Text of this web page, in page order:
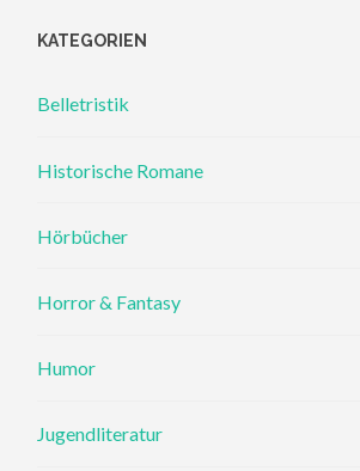
KATEGORIEN
Belletristik
Historische Romane
Hörbücher
Horror & Fantasy
Humor
Jugendliteratur